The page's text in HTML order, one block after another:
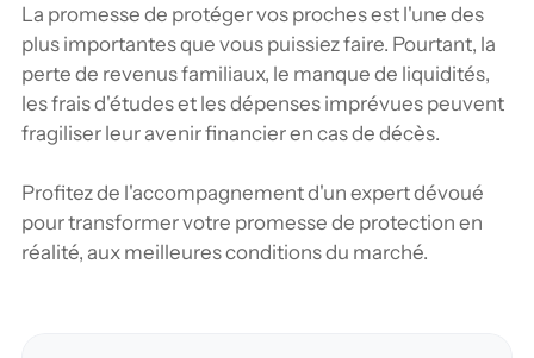
La promesse de protéger vos proches est l'une des
plus importantes que vous puissiez faire. Pourtant, la
perte de revenus familiaux, le manque de liquidités,
les frais d'études et les dépenses imprévues peuvent
fragiliser leur avenir financier en cas de décès.
Profitez de l'accompagnement d'un expert dévoué
pour transformer votre promesse de protection en
réalité, aux meilleures conditions du marché.